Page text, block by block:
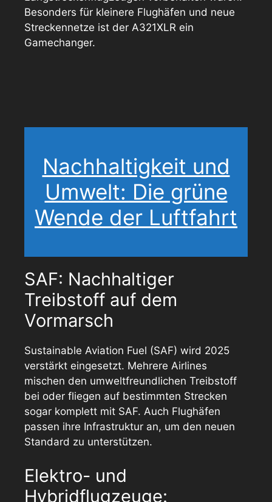
Besonders für kleinere Flughäfen und neue
Streckennetze ist der A321XLR ein
Gamechanger.
Nachhaltigkeit und
Umwelt: Die grüne
Wende der Luftfahrt
SAF: Nachhaltiger
Treibstoff auf dem
Vormarsch
Sustainable Aviation Fuel (SAF) wird 2025
verstärkt eingesetzt. Mehrere Airlines
mischen den umweltfreundlichen Treibstoff
bei oder fliegen auf bestimmten Strecken
sogar komplett mit SAF. Auch Flughäfen
passen ihre Infrastruktur an, um den neuen
Standard zu unterstützen.
Elektro- und
Hybridflugzeuge: